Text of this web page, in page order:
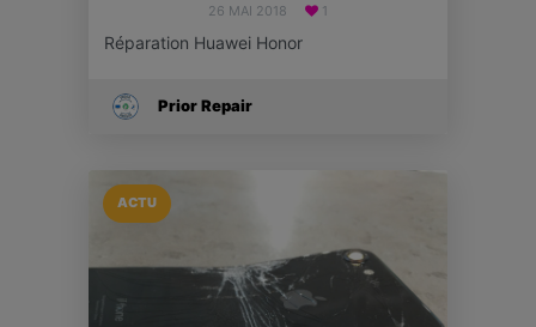
26 MAI 2018 1
Réparation Huawei Honor
Prior Repair
ACTU